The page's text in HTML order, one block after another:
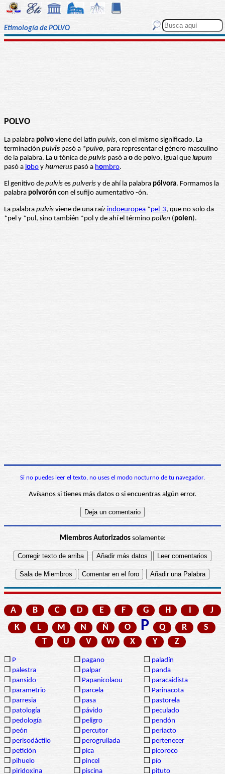
Etimología de POLVO
POLVO
La palabra polvo viene del latín pulvis, con el mismo significado. La
terminación pulvis pasó a *pulvo, para representar el género masculino
de la palabra. La u tónica de pulvis pasó a o de polvo, igual que lupum
pasó a lobo y humerus pasó a hombro.
El genitivo de pulvis es pulveris y de ahí la palabra pólvora. Formamos la
palabra polvorón con el sufijo aumentativo -ón.
La palabra pulvis viene de una raíz indoeuropea *pel-3, que no solo da
*pel y *pul, sino también *pol y de ahí el término pollen (polen).
Si no puedes leer el texto, no uses el modo nocturno de tu navegador.
Avísanos si tienes más datos o si encuentras algún error.
Miembros Autorizadossolamente:
A B C D E F G H I
J
K
L M N Ñ O P Q R
S
T
U V W X Y Z
❒ P ❒ pagano ❒ paladín
❒ palestra ❒ palpar ❒ panda
❒ pansido ❒ Papanicolaou ❒ paracaidista
❒ parametrio ❒ parcela ❒ Parinacota
❒ parresia ❒ pasa ❒ pastorela
❒ patología ❒ pávido ❒ peculado
❒ pedología ❒ peligro ❒ pendón
❒ peón ❒ percutor ❒ periacto
❒ perisodáctilo ❒ perogrullada ❒ pertenecer
❒ petición ❒ pica ❒ picoroco
❒ pihuelo ❒ pincel ❒ pío
❒ piridoxina ❒ piscina ❒ pituto